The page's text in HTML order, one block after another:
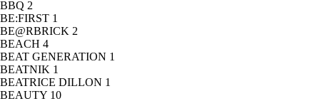
BBQ 2
BE:FIRST 1
BE@RBRICK 2
BEACH 4
BEAT GENERATION 1
BEATNIK 1
BEATRICE DILLON 1
BEAUTY 10